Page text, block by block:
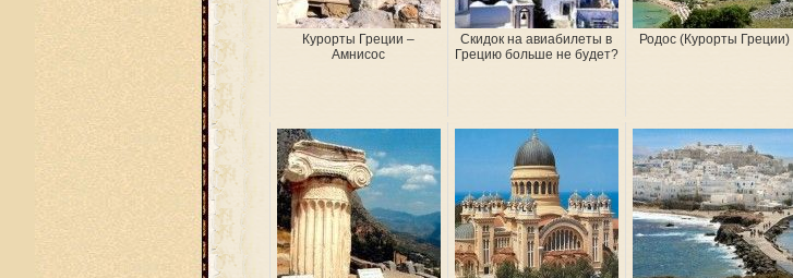
Курорты Греции –
Амнисос
Скидок на авиабилеты в
Грецию больше не будет?
Родос (Курорты Греции)